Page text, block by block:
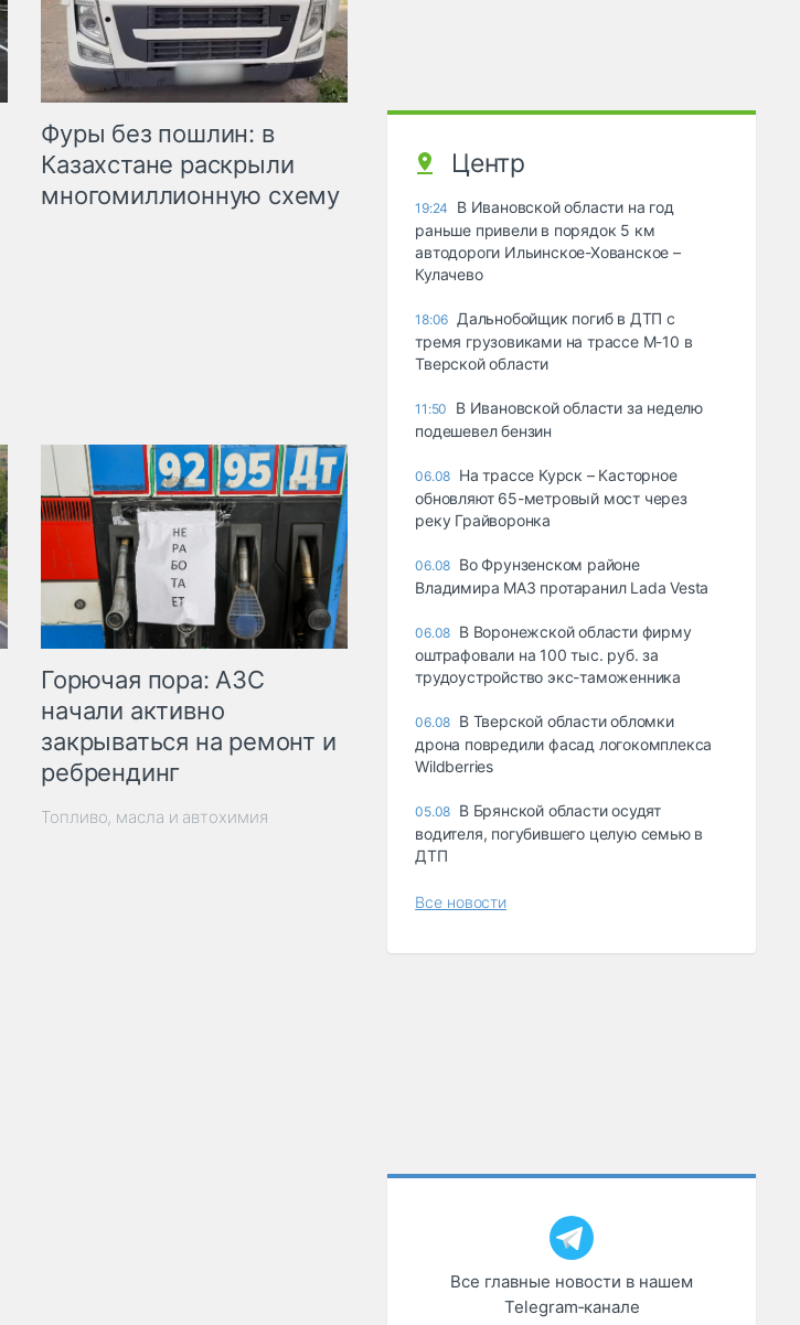
Фуры без пошлин: в
Казахстане раскрыли
многомиллионную схему
Горючая пора: АЗС
начали активно
закрываться на ремонт и
ребрендинг
Топливо, масла и автохимия
Центр
19:24
В Ивановской области на год
раньше привели в порядок 5 км
автодороги Ильинское-Хованское –
Кулачево
18:06 Дальнобойщик погиб в ДТП с
тремя грузовиками на трассе М-10 в
Тверской области
11:50
В Ивановской области за неделю
подешевел бензин
06.08 На трассе Курск – Касторное
обновляют 65-метровый мост через
реку Грайворонка
06.08 Во Фрунзенском районе
Владимира МАЗ протаранил Lada Vesta
06.08 В Воронежской области фирму
оштрафовали на 100 тыс. руб. за
трудоустройство экс-таможенника
06.08 В Тверской области обломки
дрона повредили фасад логокомплекса
Wildberries
05.08 В Брянской области осудят
водителя, погубившего целую семью в
ДТП
Все новости
Все главные новости в нашем
Telegram‑канале